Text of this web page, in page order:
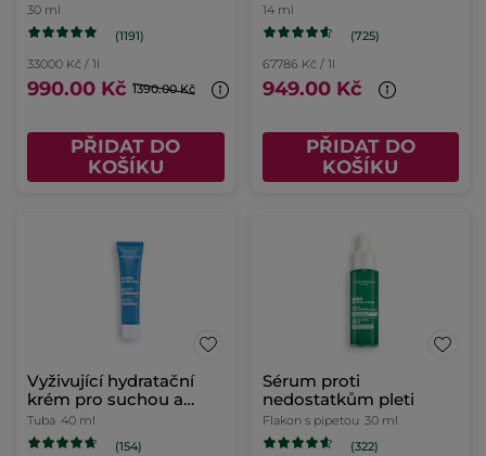
30 ml
(1191)
33000 Kč / 1l
990.00 Kč 1390.00 Kč
PŘIDAT DO
KOŠÍKU
14 ml
(725)
67786 Kč / 1l
949.00 Kč
PŘIDAT DO
KOŠÍKU
Vyživující hydratační
krém pro suchou a
citlivou pleť
Tuba 40 ml
(154)
Sérum proti
nedostatkům pleti
Flakon s pipetou 30 ml
(322)